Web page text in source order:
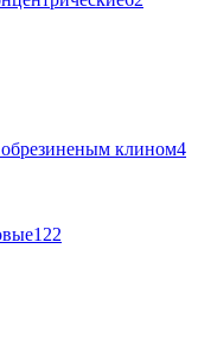
клином4
122